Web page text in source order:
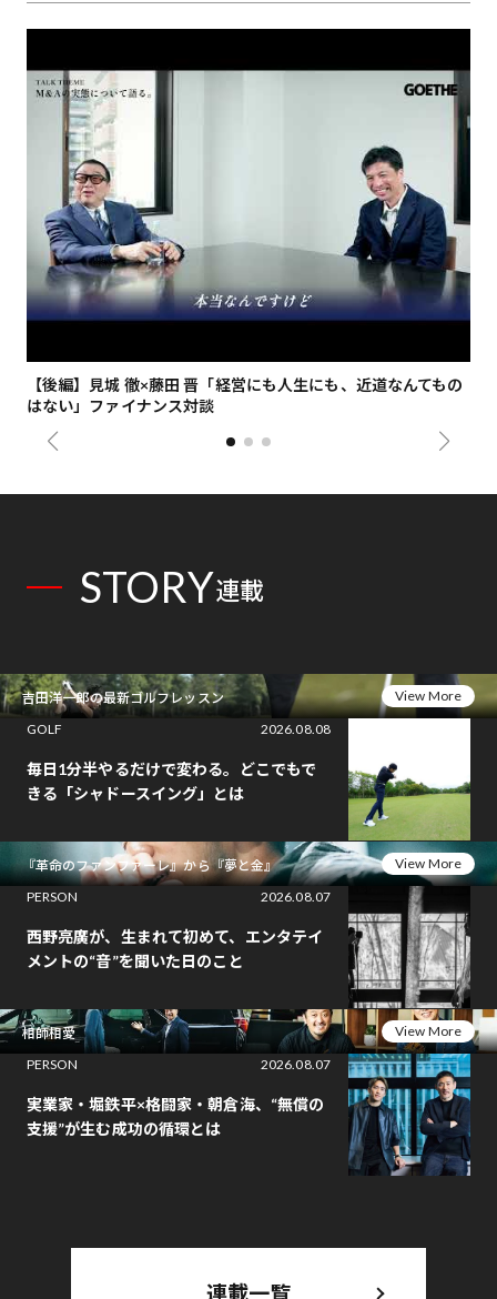
【後編】見城 徹×藤田 晋「経営にも人生にも、近道なんてもの
はない」ファイナンス対談
STORY連載
吉田洋一郎の最新ゴルフレッスン
View More
GOLF
2026.08.08
毎日1分半やるだけで変わる。どこでもで
きる「シャドースイング」とは
『革命のファンファーレ』から『夢と金』
View More
PERSON
2026.08.07
西野亮廣が、生まれて初めて、エンタテイ
メントの“音”を聞いた日のこと
相師相愛
View More
PERSON
2026.08.07
実業家・堀鉄平×格闘家・朝倉海、“無償の
支援”が生む成功の循環とは
連載一覧